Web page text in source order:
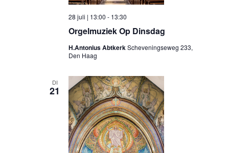
Orgelmuziek Op Dinsdag
28 juli | 13:00 - 13:30
H.Antonius AbtkerkScheveningseweg 233,
Den Haag
DI
21